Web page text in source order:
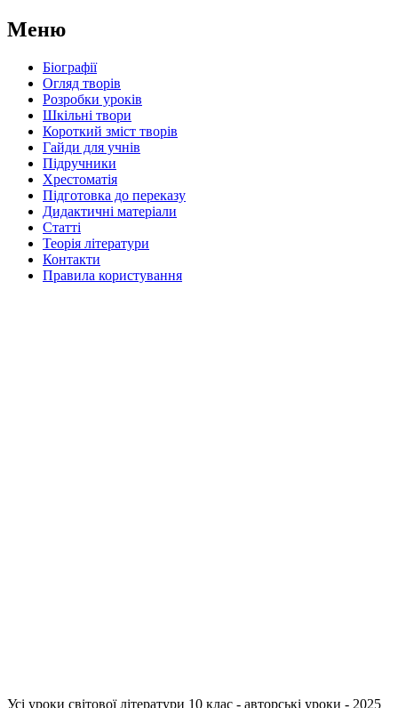
Меню
Біографії
Огляд творів
Розробки уроків
Шкільні твори
Короткий зміст творів
Гайди для учнів
Підручники
Хрестоматія
Підготовка до переказу
Дидактичні матеріали
Статті
Теорія літератури
Контакти
Правила користування
Усі уроки світової літератури 10 клас - авторські уроки - 2025